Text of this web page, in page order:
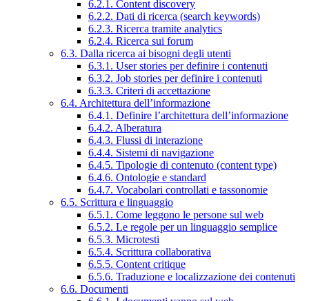
6.2.1. Content discovery
6.2.2. Dati di ricerca (search keywords)
6.2.3. Ricerca tramite analytics
6.2.4. Ricerca sui forum
6.3. Dalla ricerca ai bisogni degli utenti
6.3.1. User stories per definire i contenuti
6.3.2. Job stories per definire i contenuti
6.3.3. Criteri di accettazione
6.4. Architettura dell’informazione
6.4.1. Definire l’architettura dell’informazione
6.4.2. Alberatura
6.4.3. Flussi di interazione
6.4.4. Sistemi di navigazione
6.4.5. Tipologie di contenuto (content type)
6.4.6. Ontologie e standard
6.4.7. Vocabolari controllati e tassonomie
6.5. Scrittura e linguaggio
6.5.1. Come leggono le persone sul web
6.5.2. Le regole per un linguaggio semplice
6.5.3. Microtesti
6.5.4. Scrittura collaborativa
6.5.5. Content critique
6.5.6. Traduzione e localizzazione dei contenuti
6.6. Documenti